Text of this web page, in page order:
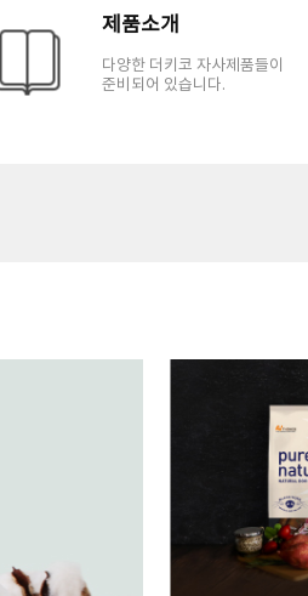
제품소개
다양한 더키코 자사제품들이
준비되어 있습니다.